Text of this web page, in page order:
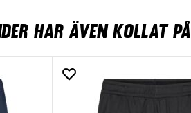
HAR ÄVEN KOLLAT PÅ